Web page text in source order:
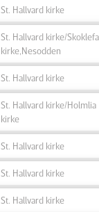
St. Hallvard kirke
St. Hallvard kirke/
kirke,Nesodden
St. Hallvard kirke
St. Hallvard kirke/Holmlia
kirke
St. Hallvard kirke
St. Hallvard kirke
St. Hallvard kirke